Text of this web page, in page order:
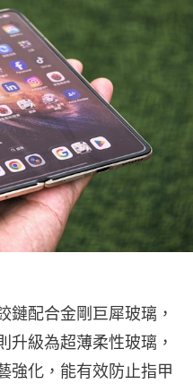
鏈配合金剛巨犀玻璃，
升級為超薄柔性玻璃，
強化，能有效防止指甲